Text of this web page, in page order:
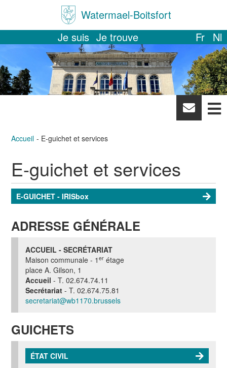
Watermael-Boitsfort
Je suis Je trouve Fr Nl
News
Accueil E-guichet et services
E-guichet et services
E-GUICHET - IRISbox
ADRESSE GÉNÉRALE
ACCUEIL - SECRÉTARIAT
Maison communale - 1er étage
place A. Gilson, 1
Accueil- T. 02.674.74.11
Secrétariat- T. 02.674.75.81
secretariat@wb1170.brussels
GUICHETS
ÉTAT CIVIL